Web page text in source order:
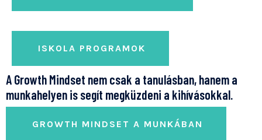
ISKOLA PROGRAMOK
A Growth Mindset nem csak a tanulásban, hanem a
munkahelyen is segít megküzdeni a kihívásokkal.
GROWTH MINDSET A MUNKÁBAN